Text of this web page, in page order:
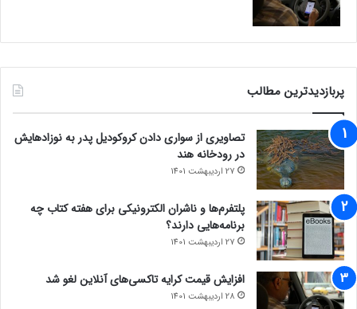
پربازدیدترین مطالب
تصاویری از سواری دادن کروکودیل پدر به نوزادهایش
در رودخانه هند
27 اردیبهشت 1401
پلتفرم‌ها و ناشران الکترونیکی برای هفته کتاب چه
برنامه‌هایی دارند؟
27 اردیبهشت 1401
افزایش قیمت کرایه تاکسی‌های آنلاین لغو شد
28 اردیبهشت 1401